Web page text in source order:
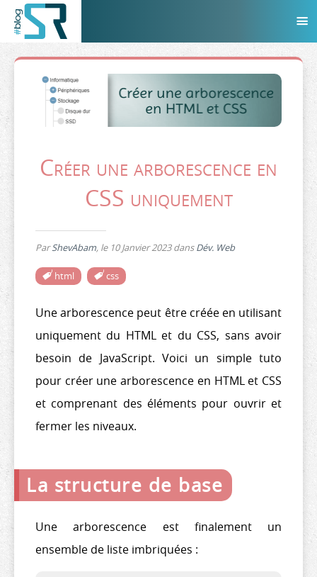
Créer une arborescence en
CSS uniquement
ParShevAbam, le 10 Janvier 2023dansDév. Web
html css
Une arborescence peut être créée en utilisant
uniquement du HTML et du CSS, sans avoir
besoin de JavaScript. Voici un simple tuto
pour créer une arborescence en HTML et CSS
et comprenant des éléments pour ouvrir et
fermer les niveaux.
La structure de base
Une arborescence est finalement un
ensemble de liste imbriquées :